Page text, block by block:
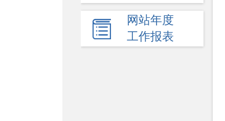
应急管理
新闻发布会
热点回应
网站年度
工作报表